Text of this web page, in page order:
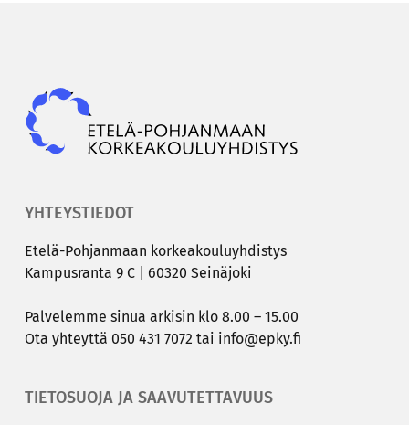
YHTEYSTIEDOT
Etelä-​Pohjanmaan kor­kea­kou­lu­yh­dis­tys
Kam­pus­ran­ta 9 C | 60320 Sei­nä­jo­ki
Pal­ve­lem­me sinua ar­ki­sin klo 8.00 – 15.00
Ota yh­teyt­tä 050 431 7072 tai info@epky.fi
TIETOSUOJA JA SAAVUTETTAVUUS